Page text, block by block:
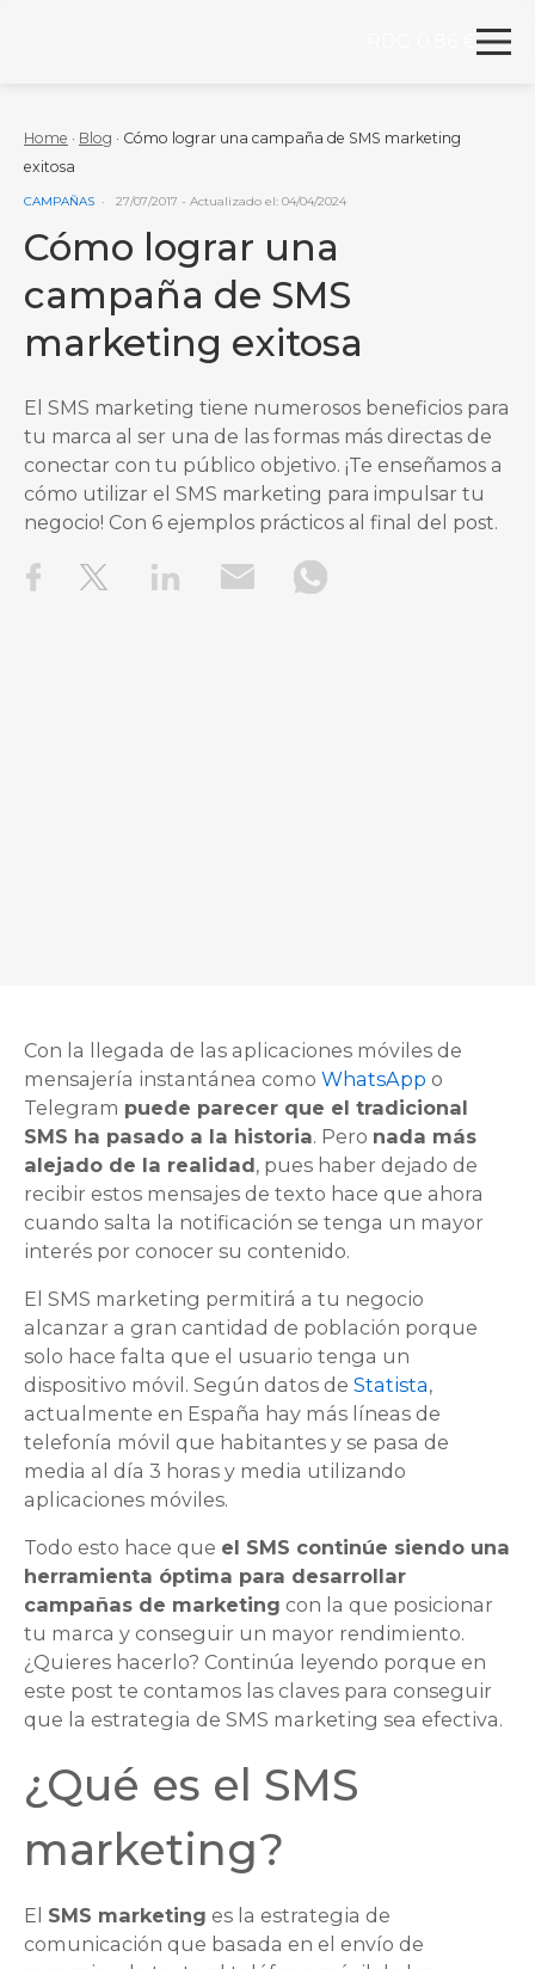
Redegal. Agencia de Marketing digital y desarrollo
Home · Blog · Cómo lograr una campaña de SMS marketing
exitosa
VER MÁS ENTRADAS DE LA CATEGORÍA
CAMPAÑAS 27/07/2017 - Actualizado el: 04/04/2024
Cómo lograr una
campaña de SMS
marketing exitosa
El SMS marketing tiene numerosos beneficios para
tu marca al ser una de las formas más directas de
conectar con tu público objetivo. ¡Te enseñamos a
cómo utilizar el SMS marketing para impulsar tu
negocio! Con 6 ejemplos prácticos al final del post.
Con la llegada de las aplicaciones móviles de
mensajería instantánea como WhatsApp o
Telegram puede parecer que el tradicional
SMS ha pasado a la historia. Pero nada más
alejado de la realidad, pues haber dejado de
recibir estos mensajes de texto hace que ahora
cuando salta la notificación se tenga un mayor
interés por conocer su contenido.
El SMS marketing permitirá a tu negocio
alcanzar a gran cantidad de población porque
solo hace falta que el usuario tenga un
dispositivo móvil. Según datos de Statista,
actualmente en España hay más líneas de
telefonía móvil que habitantes y se pasa de
media al día 3 horas y media utilizando
aplicaciones móviles.
Todo esto hace que el SMS continúe siendo una
herramienta óptima para desarrollar
campañas de marketing con la que posicionar
tu marca y conseguir un mayor rendimiento.
¿Quieres hacerlo? Continúa leyendo porque en
este post te contamos las claves para conseguir
que la estrategia de SMS marketing sea efectiva.
¿Qué es el SMS
marketing?
El SMS marketing es la estrategia de
comunicación que basada en el envío de